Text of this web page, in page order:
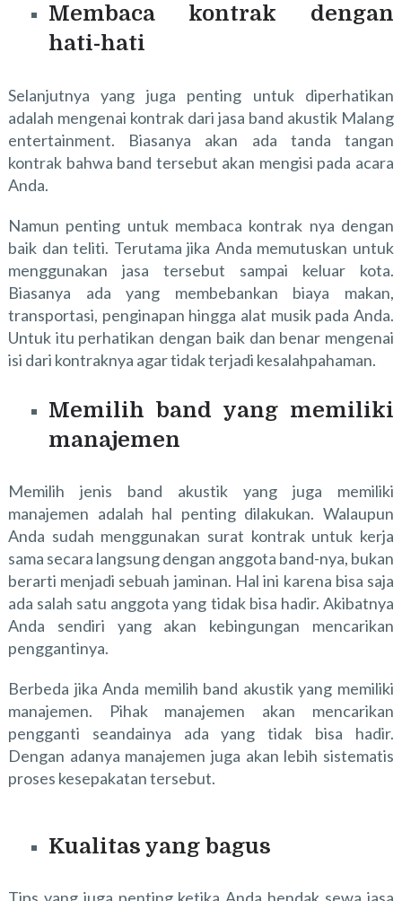
Membaca kontrak dengan
hati-hati
Selanjutnya yang juga penting untuk diperhatikan
adalah mengenai kontrak dari jasa band akustik Malang
entertainment. Biasanya akan ada tanda tangan
kontrak bahwa band tersebut akan mengisi pada acara
Anda.
Namun penting untuk membaca kontrak nya dengan
baik dan teliti. Terutama jika Anda memutuskan untuk
menggunakan jasa tersebut sampai keluar kota.
Biasanya ada yang membebankan biaya makan,
transportasi, penginapan hingga alat musik pada Anda.
Untuk itu perhatikan dengan baik dan benar mengenai
isi dari kontraknya agar tidak terjadi kesalahpahaman.
Memilih band yang memiliki
manajemen
Memilih jenis band akustik yang juga memiliki
manajemen adalah hal penting dilakukan. Walaupun
Anda sudah menggunakan surat kontrak untuk kerja
sama secara langsung dengan anggota band-nya, bukan
berarti menjadi sebuah jaminan. Hal ini karena bisa saja
ada salah satu anggota yang tidak bisa hadir. Akibatnya
Anda sendiri yang akan kebingungan mencarikan
penggantinya.
Berbeda jika Anda memilih band akustik yang memiliki
manajemen. Pihak manajemen akan mencarikan
pengganti seandainya ada yang tidak bisa hadir.
Dengan adanya manajemen juga akan lebih sistematis
proses kesepakatan tersebut.
Kualitas yang bagus